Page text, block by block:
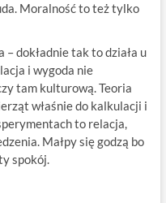
Moralność to też tylko
– dokładnie tak to działa u
i wygoda nie
tam kulturową. Teoria
właśnie do kalkulacji i
to relacja,
Małpy się godzą bo
spokój.